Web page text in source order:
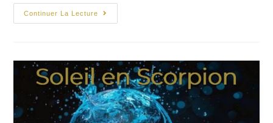
Continuer La Lecture
Nouvelle
Lune